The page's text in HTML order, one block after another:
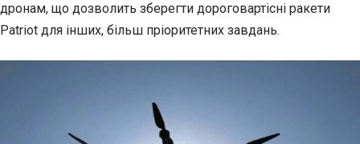
дронам, що дозволить зберегти дороговартісні ракети
Patriot для інших, більш пріоритетних завдань.